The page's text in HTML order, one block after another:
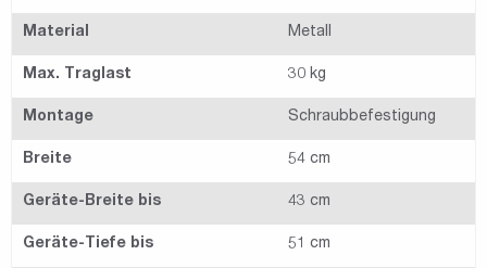
Material Metall
Max. Traglast 30 kg
Montage Schraubbefestigung
Breite 54 cm
Geräte-Breite bis 43 cm
Geräte-Tiefe bis 51 cm